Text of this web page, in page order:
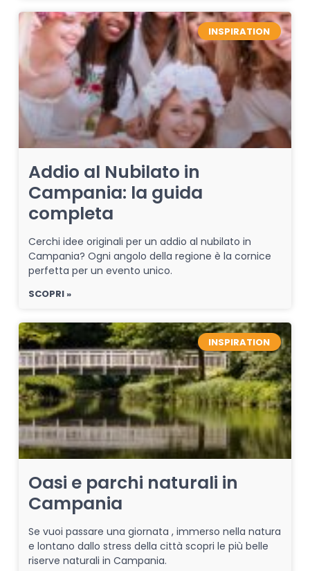
INSPIRATION
Addio al Nubilato in
Campania: la guida
completa
Cerchi idee originali per un addio al nubilato in
Campania? Ogni angolo della regione è la cornice
perfetta per un evento unico.
SCOPRI »
INSPIRATION
Oasi e parchi naturali in
Campania
Se vuoi passare una giornata , immerso nella natura
e lontano dallo stress della città scopri le più belle
riserve naturali in Campania.